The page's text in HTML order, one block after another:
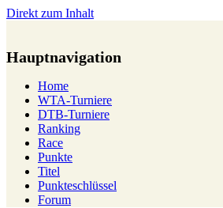
Direkt zum Inhalt
Hauptnavigation
Home
WTA-Turniere
DTB-Turniere
Ranking
Race
Punkte
Titel
Punkteschlüssel
Forum